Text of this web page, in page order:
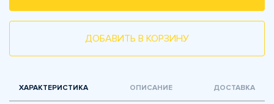
ДОБАВИТЬ В КОРЗИНУ
ХАРАКТЕРИСТИКА ОПИСАНИЕ ДОСТАВКА